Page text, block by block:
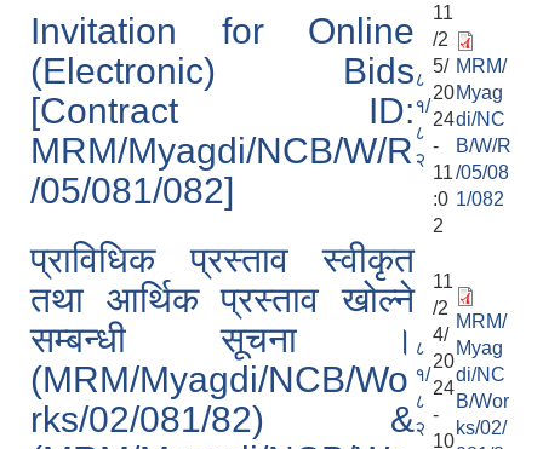
Invitation for Online
(Electronic) Bids
[Contract ID:
MRM/Myagdi/NCB/W/R
/05/081/082]
८
१/
८
२
11
/2
5/
20
24
-
11
:0
2
MRM/
Myag
di/NC
B/W/R
/05/08
1/082
प्राविधिक प्रस्ताव स्वीकृत
तथा आर्थिक प्रस्ताव खोल्ने
सम्बन्धी सूचना ।
(MRM/Myagdi/NCB/Wo
rks/02/081/82) &
८
१/
८
२
11
/2
4/
20
24
-
10
MRM/
Myag
di/NC
B/Wor
ks/02/